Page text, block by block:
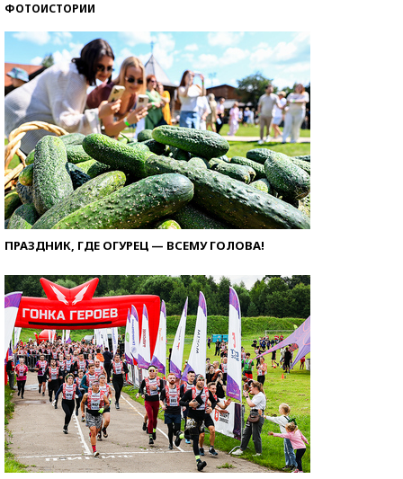
ФОТОИСТОРИИ
ПРАЗДНИК, ГДЕ ОГУРЕЦ — ВСЕМУ ГОЛОВА!